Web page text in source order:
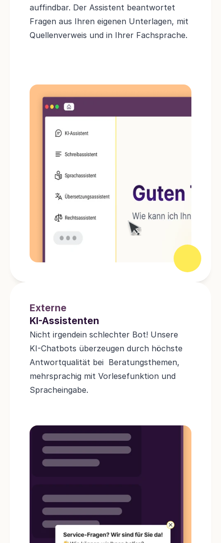
auffindbar. Der Assistent beantwortet
Fragen aus Ihren eigenen Unterlagen, mit
Quellenverweis und in Ihrer Fachsprache.
Externe
KI-Assistenten
Nicht irgendein schlechter Bot! Unsere
KI-Chatbots überzeugen durch höchste
Antwortqualität bei  Beratungsthemen,
mehrsprachig mit Vorlesefunktion und
Spracheingabe.